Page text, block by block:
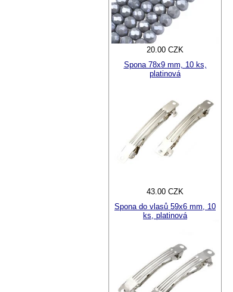
20.00 CZK
Spona 78x9 mm, 10 ks,
platinová
43.00 CZK
Spona do vlasů 59x6 mm, 10
ks, platinová